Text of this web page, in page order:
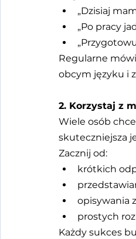
„Dzisiaj
„Po pracy
Regularne
obcym języku i
2. Korzystaj z
Wiele osób
skuteczniejsza
Zacznij od:
krótkich
opisywania
prostych
Każdy sukces